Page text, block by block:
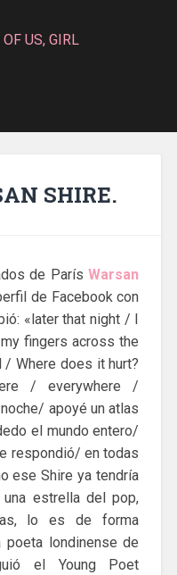
SHIRE.
de ParísWarsan
de Facebook con
«later that night / I
fingers across the
Where does it hurt?
/ everywhere /
apoyé un atlas
el mundo entero/
respondió/ en todas
ese Shire ya tendría
estrella del pop,
lo es de forma
poeta londinense de
el Young Poet